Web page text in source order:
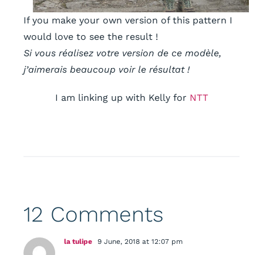
If you make your own version of this pattern I
would love to see the result !
Si vous réalisez votre version de ce modèle,
j’aimerais beaucoup voir le résultat !
I am linking up with Kelly for NTT
12 Comments
la tulipe 9 June, 2018 at 12:07 pm